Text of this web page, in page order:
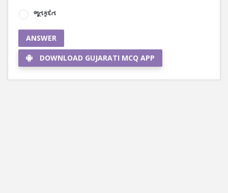
ભૂતકૃદંત
ANSWER
DOWNLOAD GUJARATI MCQ APP